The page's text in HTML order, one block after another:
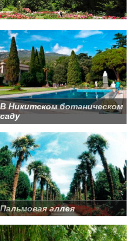
животных
мир"
Чуфут-Кале
Крыма
+теплоход
+ храм Маяк
ветров
В Никитском ботаническом
саду
Пальмовая аллея